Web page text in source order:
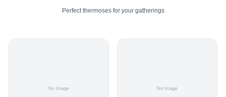
Perfect thermoses for your gatherings